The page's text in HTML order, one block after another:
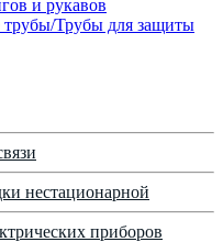
и рукавов
Трубы для защиты
нестационарной
приборов